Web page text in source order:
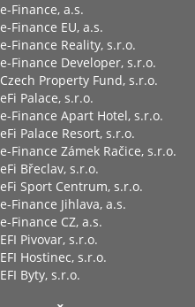
e-Finance, a.s.
e-Finance EU, a.s.
e-Finance Reality, s.r.o.
e-Finance Developer, s.r.o.
Czech Property Fund, s.r.o.
eFi Palace, s.r.o.
e-Finance Apart Hotel, s.r.o.
eFi Palace Resort, s.r.o.
e-Finance Zámek Račice, s.r.o.
eFi Břeclav, s.r.o.
eFi Sport Centrum, s.r.o.
e-Finance Jihlava, a.s.
e-Finance CZ, a.s.
EFI Pivovar, s.r.o.
EFI Hostinec, s.r.o.
EFI Byty, s.r.o.